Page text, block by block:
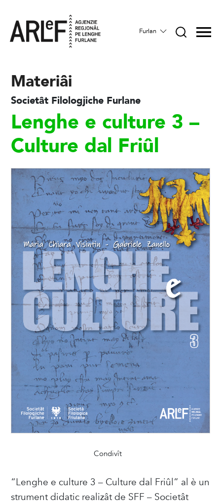
Furlan
Materiâi
Societât Filologjiche Furlane
Lenghe e culture 3 –
Culture dal Friûl
Condivît
“Lenghe e culture 3 – Culture dal Friûl” al è un
strument didatic realizât de SFF – Societât